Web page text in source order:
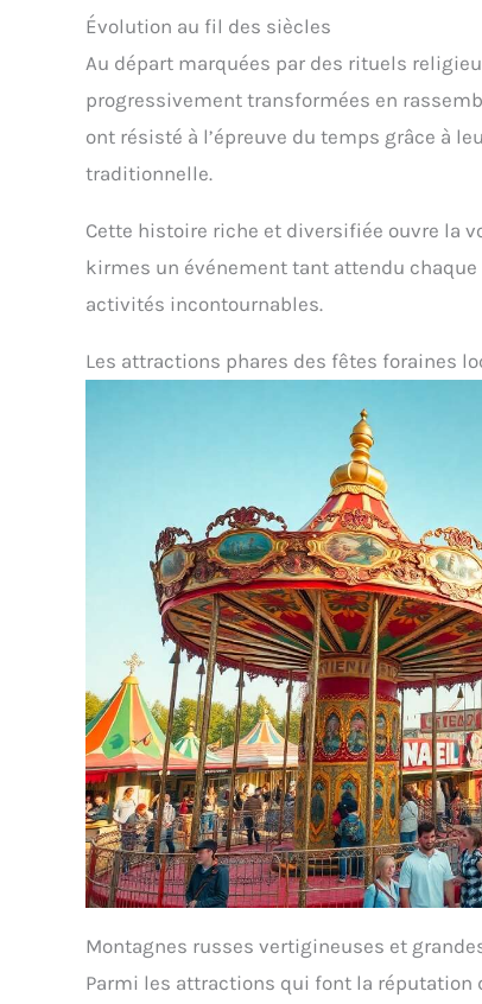
Évolution au fil des siècles
Au départ marquées par des rituels
progressivement transformées en
ont résisté à l’épreuve du temps grâce à
traditionnelle.
Cette histoire riche et diversifiée ouvre la
kirmes un événement tant attendu
activités incontournables.
Les attractions phares des fêtes foraines
Montagnes russes vertigineuses et
Parmi les attractions qui font la